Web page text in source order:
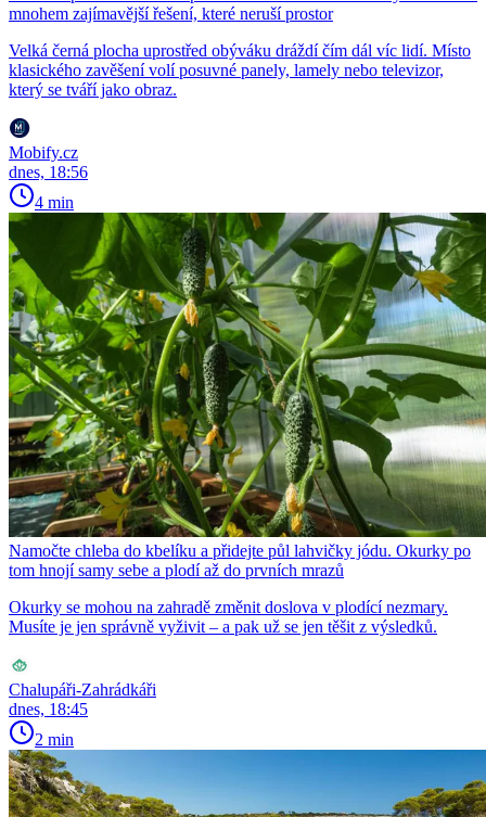
mnohem zajímavější řešení, které neruší prostor
Velká černá plocha uprostřed obýváku dráždí čím dál víc lidí. Místo
klasického zavěšení volí posuvné panely, lamely nebo televizor,
který se tváří jako obraz.
Mobify.cz
dnes, 18:56
4 min
Namočte chleba do kbelíku a přidejte půl lahvičky jódu. Okurky po
tom hnojí samy sebe a plodí až do prvních mrazů
Okurky se mohou na zahradě změnit doslova v plodící nezmary.
Musíte je jen správně vyživit – a pak už se jen těšit z výsledků.
Chalupáři-Zahrádkáři
dnes, 18:45
2 min